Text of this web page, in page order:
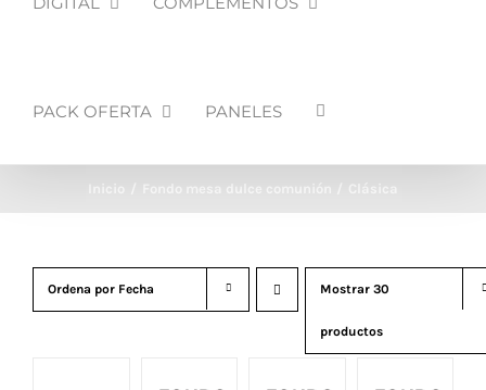
PACK OFERTA PANELES
Inicio Fondo mesa dulce comunión Clásica
Ordena por Fecha Mostrar 30
productos